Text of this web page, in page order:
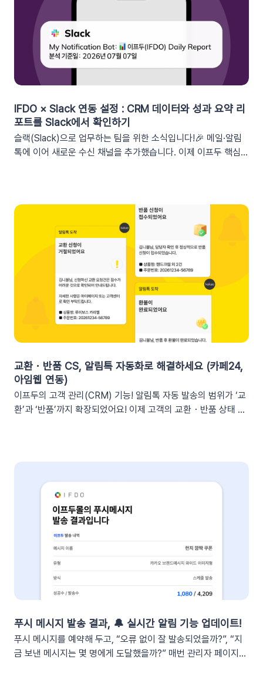
IFDO × Slack 연동 설정 : CRM 데이터와 성과 요약 리
포트를 Slack에서 확인하기
슬랙(Slack)으로 업무하는 팀을 위한 소식입니다!🎉 메일·알림
톡에 이어 새로운 수신 채널을 추가했습니다. 이제 이프두 핵심
커머스, 트래픽, 회원 데이터, 인앱 메시지 및 푸시 메시지 성과
등기존 발송 방식: 알림톡, 이메일신규 추가: 슬랙(Slack) 메시지
2. 쇼핑몰 운영, 슬랙(Slack) 리포트 연동이 좋은 이유실시간 성
과 가시성 확보커머스 매출, 트래픽, 회원 데이터 등 핵심 성과를
업무 전용 채널인 슬랙에서 즉시 확인할 수 있습니다. 업무 전용
채널을 통한 소통 최적화개인용 메신저인 알림톡(카카오톡)과 달
리, 슬랙은 업무에 최적화된 협업 툴입니다. 업무 흐름 안에서 성
과를 확인하여 공적인 소통 효율을 높일 수 있습니다.데이터 기반
의 의사결정 문화데이터 리포트가 업무 대화 흐름 속에 자연스럽
게 공유되어, 팀원 모두가 데이터를 바탕으로 효율적인 의사결정
화별도의 보고서 작성이나 시스템 접속 없이 성과를 파악할 수 있
어, 반복 업무는 줄이고 쇼핑몰의 성장 전략에 집중할 수 있습니
다.3. 슬랙(Slack) 리포트 연동 방법아래 절차에 따라 슬랙 연동
을 진행하면 즉시 리포트 수신이 가능합니다. (⏰ 소요 시간 4
를 선택합니다. 앱 이름(예: My notification Bot, IFDO Bot,
스를 선택하고 [Create New App]을 클릭합니다. 앱 관리 페이
지의 [Incoming Webhooks]를 클릭한 뒤 Activate Incoming
Webhooks의 토글 스위치를 ON으로 변경합니다. 2단계: 알림
앱과 슬랙 채널 연결하기[앱 관리 페이지 > Incoming
Webhooks]로 이동한 뒤, 하단의 [Add New Webhook]을 클
릭합니다. 요약 리포트를 받아볼 슬랙 채널을 선택하고 [허용]을
클릭합니다. 완료되었다면 하단의 Webhook URLs for your
Workspace 섹션에 새로운 Webhook URL이 생성됩니다.
되면 누구나 내 슬랙 채널에 메시지를 보낼 수 있게 됩니다. URL
이 외부에 유출되지 않도록 안전하게 관리해 주세요. 3단계: 슬랙
채널 연동하기📍이프두에 로그인하여 진행합니다.[설정 > 외부
채널 설정 > 외부 채널 연동]으로 이동한 뒤 Slack의 [웹훅 URL
교환・반품 CS, 알림톡 자동화로 해결하세요 (카페24,
아임웹 연동)
이프두의 고객 관리(CRM) 기능! 알림톡 자동 발송의 범위가 ‘교
환’과 ‘반품’까지 확장되었어요! 이제 고객의 교환・반품 상태 변
·반품 CS는 가장 시간이 많이 소요되는 업무 중 하나입니다. 고
객이 교환을 요청하고 ➡️ 쇼핑몰 측에서 접수한 후 ➡️​ 다시 배송
준비를 하고 ➡️​ 배송이 시작되는 과정을 고객에게 매번 하나하나
안내해야 합니다. 이 과정에서 담당자는 비슷한 메시지를 반복해
서 보내야 하고, 고객은 "지금 어떤 단계인지" 끊임없이 확인하려
고 합니다. 🔄 이런 반복적인 안내 작업을 시스템에 맡긴다면?
이프두는 고객의 교환·반품 상태 변화를 실시간으로 감지하여, 최
적화된 메시지를 자동으로 발송합니다. 고객이 기다리지 않고, 담
당자가 일일이 안내하지 않아도 되는 CS 자동화가 실현됩니
다. 어떻게 작동하나요?이프두는 고객의 주문 상태 변화를 실시
단계마다 최적화된 맞춤형 메시지를 자동으로 고객에게 전달합
니다. 어떤 효과를 기대할 수 있나요?📈 CS 업무 자동화로 효율
성 증대담당자가 일일이 수동으로 안내하던 반복적인 교환・반
푸시 메시지 발송 결과, 🔔 실시간 알림 기능 업데이트!
푸시 메시지를 예약해 두고, “오류 없이 잘 발송되었을까?”, “지
금 보낸 메시지는 몇 명에게 도달했을까?” 매번 관리자 페이지를